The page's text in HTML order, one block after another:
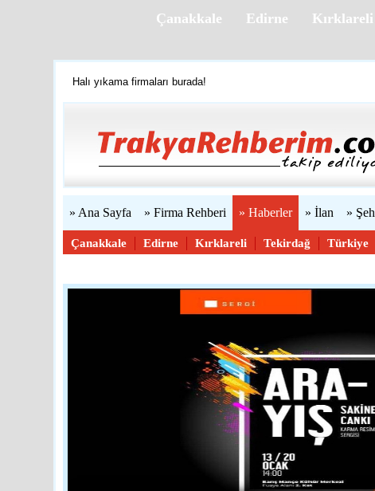
Çanakkale Edirne Kırklareli
Halı yıkama firmaları burada!
» Ana Sayfa » Firma Rehberi » Haberler » İlan »
Çanakkale Edirne Kırklareli Tekirdağ Türkiye